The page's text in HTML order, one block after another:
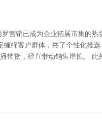
营销已成为企业拓展市集的
绵客户群体，终了个性化推
货，径直带动销售增长。